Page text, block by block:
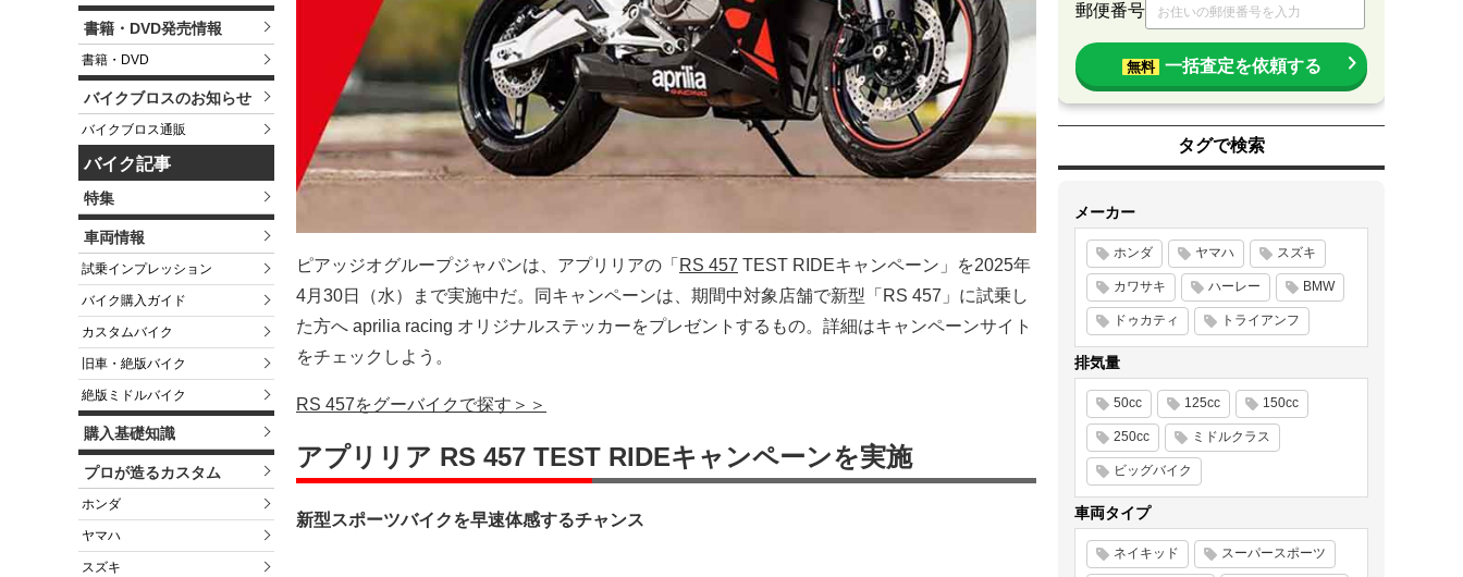
書籍・DVD発売情報
書籍・DVD
バイクブロスのお知らせ
バイクブロス通販
バイク記事
特集
車両情報
試乗インプレッション
バイク購入ガイド
カスタムバイク
旧車・絶版バイク
絶版ミドルバイク
購入基礎知識
プロが造るカスタム
ホンダ
ヤマハ
スズキ
ピアッジオグループジャパンは、アプリリアの「 RS 457 TEST RIDEキャンペーン」を2025年
4月30日（水）まで実施中だ。同キャンペーンは、期間中対象店舗で新型「RS 457」に試乗し
た方へ aprilia racing オリジナルステッカーをプレゼントするもの。詳細はキャンペーンサイト
をチェックしよう。
RS 457をグーバイクで探す＞＞
アプリリア RS 457 TEST RIDEキャンペーンを実施
新型スポーツバイクを早速体感するチャンス
郵便番号
無料 一括査定を依頼する
タグで検索
メーカー
ホンダ ヤマハ スズキ
カワサキ ハーレー BMW
ドゥカティ トライアンフ
排気量
50cc 125cc 150cc
250cc ミドルクラス
ビッグバイク
車両タイプ
ネイキッド スーパースポーツ